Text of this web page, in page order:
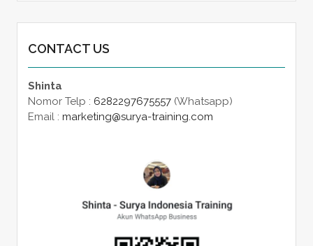
CONTACT US
Shinta
Nomor Telp : 6282297675557(Whatsapp)
Email : marketing@surya-training.com